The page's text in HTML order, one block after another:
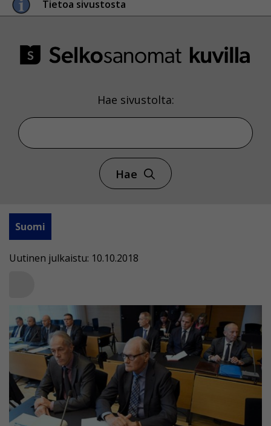
Tietoa sivustosta
Hae sivustolta:
Hae
Suomi
Uutinen julkaistu: 10.10.2018